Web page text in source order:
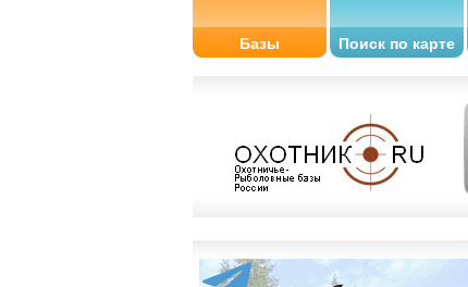
Базы Поиск по карте